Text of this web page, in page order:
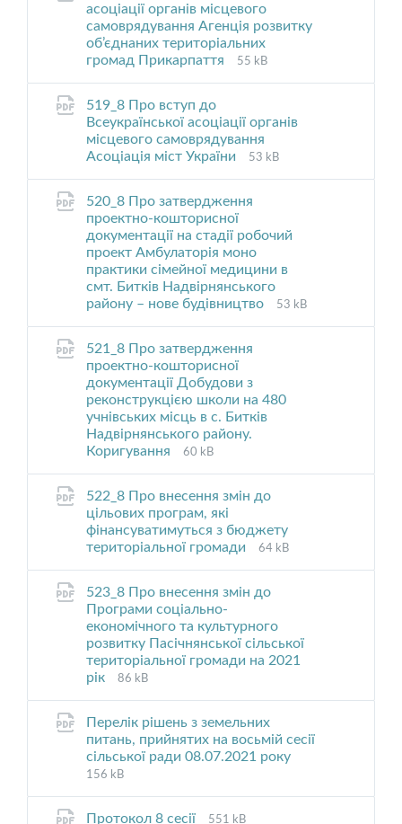
асоціації органів місцевого
самоврядування Агенція розвитку
об’єднаних територіальних
громад Прикарпаття
File
File
55 kB
519_8 Про вступ до
Всеукраїнської асоціації органів
місцевого самоврядування
Асоціація міст України
File
File
53 kB
520_8 Про затвердження
проектно-кошторисної
документації на стадії робочий
проект Амбулаторія моно
практики сімейної медицини в
смт. Битків Надвірнянського
району – нове будівництво
File
File
53 kB
521_8 Про затвердження
проектно-кошторисної
документації Добудови з
реконструкцією школи на 480
учнівських місць в с. Битків
Надвірнянського району.
Коригування
File
File
60 kB
522_8 Про внесення змін до
цільових програм, які
фінансуватимуться з бюджету
територіальної громади
File
File
64 kB
523_8 Про внесення змін до
Програми соціально-
економічного та культурного
розвитку Пасічнянської сільської
територіальної громади на 2021
рік
File
File
86 kB
Перелік рішень з земельних
питань, прийнятих на восьмій сесії
сільської ради 08.07.2021 року
156 kB
Протокол 8 сесії File
File
551 kB